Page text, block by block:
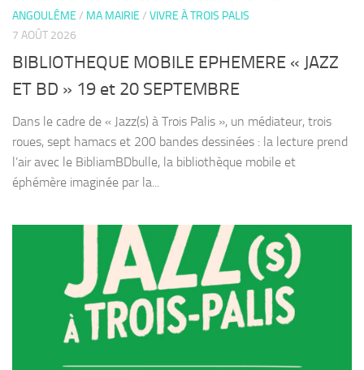
ANGOULÊME / MA MAIRIE / VIVRE À TROIS PALIS
7 AOÛT 2026
BIBLIOTHEQUE MOBILE EPHEMERE « JAZZ
ET BD » 19 et 20 SEPTEMBRE
Dans le cadre de « Jazz(s) à Trois Palis », un médiateur, trois
roues, sept hamacs et 200 bandes dessinées : la lecture prend
l’air avec le BibliamBDbulle, la bibliothèque mobile et
éphémère imaginée par la...